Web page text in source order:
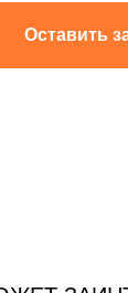
Оставить